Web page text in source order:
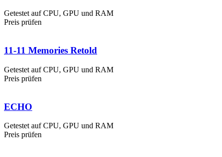
Getestet auf CPU, GPU und RAM
Preis prüfen
11-11 Memories Retold
Getestet auf CPU, GPU und RAM
Preis prüfen
ECHO
Getestet auf CPU, GPU und RAM
Preis prüfen